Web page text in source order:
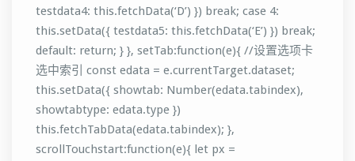
testdata4: this.fetchData(‘D’) }) break; case 4:
this.setData({ testdata5: this.fetchData(‘E’) }) break;
default: return; } }, setTab:function(e){ //设置选项卡
选中索引 const edata = e.currentTarget.dataset;
this.setData({ showtab: Number(edata.tabindex),
showtabtype: edata.type })
this.fetchTabData(edata.tabindex); },
scrollTouchstart:function(e){ let px =